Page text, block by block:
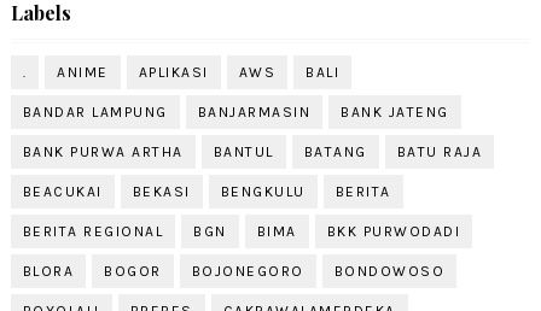
Labels
ANIME APLIKASI AWS BALI
BANDAR LAMPUNG BANJARMASIN BANK JATENG
BANK PURWA ARTHA BANTUL BATANG BATU RAJA
BEACUKAI BEKASI BENGKULU BERITA
BERITA REGIONAL BGN BIMA BKK PURWODADI
BLORA BOGOR BOJONEGORO BONDOWOSO